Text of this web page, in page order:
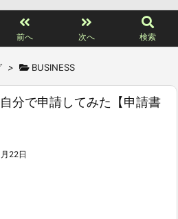
前へ 次へ 検索
> BUSINESS
分で申請してみた【申請書
22日